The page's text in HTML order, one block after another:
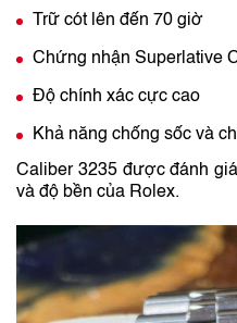
Trữ cót lên đến 70 giờ
Chứng nhận Superlative
Độ chính xác cực cao
Khả năng chống sốc và
Caliber 3235 được đánh
và độ bền của Rolex.